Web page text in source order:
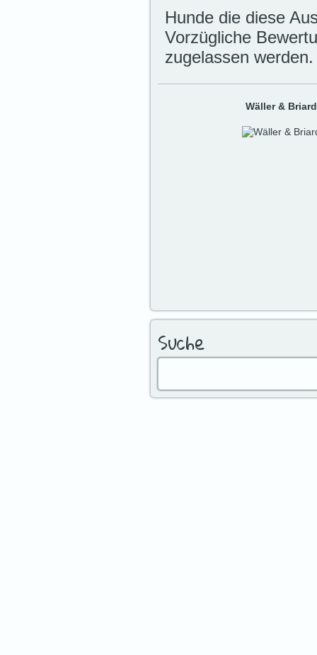
Hunde die diese
Vorzügliche
zugelassen werden.
Wäller & Briard
Suche